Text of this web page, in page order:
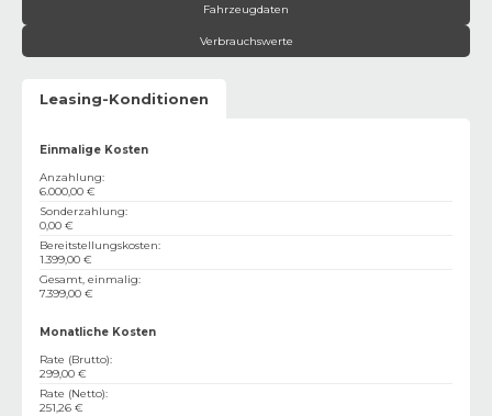
Fahrzeugdaten
Verbrauchswerte
Leasing-Konditionen
Einmalige Kosten
Anzahlung:
6.000,00 €
Sonderzahlung:
0,00 €
Bereitstellungskosten:
1.399,00 €
Gesamt, einmalig:
7.399,00 €
Monatliche Kosten
Rate (Brutto):
299,00 €
Rate (Netto):
251,26 €